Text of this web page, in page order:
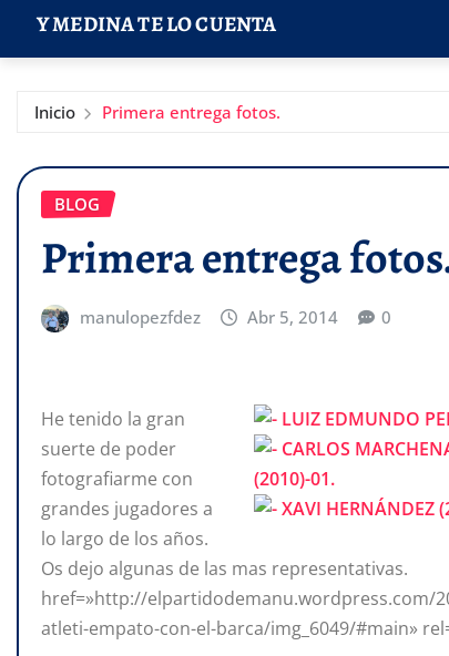
Y MEDINA TE LO CUENTA
Inicio Primera entrega fotos.
BLOG
Primera entrega
manulopezfdez Abr 5, 2014 0
He tenido la gran
suerte de poder
fotografiarme con
grandes jugadores a
lo largo de los años.
Os dejo algunas de las mas representativas.
href=»http://elpartidodemanu.wordpress.com/
atleti-empato-con-el-barca/img_6049/#main»